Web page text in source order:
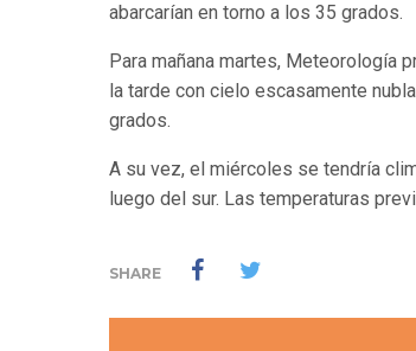
abarcarían en torno a los 35 grados.
Para mañana martes, Meteorología
la tarde con cielo escasamente
grados.
A su vez, el miércoles se tendría
luego del sur. Las temperaturas
SHARE